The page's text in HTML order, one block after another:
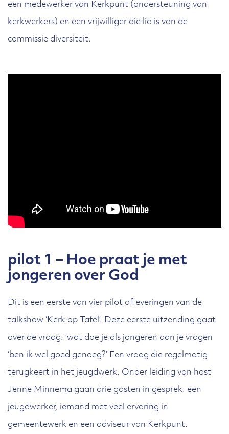
een medewerker van Kerkpunt (ondersteuning van
kerkwerkers) en een vrijwilliger die lid is van de
commissie diversiteit.
pilot 1 – Hoe praat je met
jongeren over God
Dit is een eerste van vier pilot afleveringen van de
talkshow ‘Kerk op Tafel’. Deze eerste uitzending gaat
over de vraag: ‘wat doe je als jongeren aan je vragen
‘ben ik wel goed genoeg?’ Een vraag die regelmatig
terugkeert in het jeugdwerk. Onder leiding van host
Jenne Minnema gaan drie gasten in gesprek: een
jeugdwerker, iemand met veel ervaring in
gemeentewerk en een adviseur van Kerkpunt.